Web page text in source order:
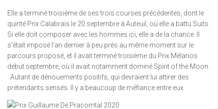
Elle a terminé troisième de ses trois courses précédentes, dont le
quinté Prix Calabrais le 20 septembre à Auteuil, où elle a battu Suits.
Si elle doit composer avec les hommes ici, elle a de la chance. Il
s’était imposé l’an dernier à peu près au même moment sur le
parcours proposé, et il avait terminé troisième du Prix Mélanos
début septembre, où il avait notamment dominé Spirit of the Moon.
. Autant de dénouements positifs, qui devraient lui attirer des
prétendants sensés. Il y a beaucoup de méfiance entre eux.